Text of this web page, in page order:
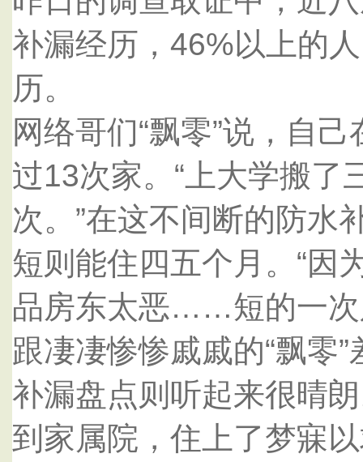
补漏经历，46%以上的
历。
网络哥们“飘零”说，自
过13次家。“上大学搬了
次。”在这不间断的防水
短则能住四五个月。“因
品房东太恶……短的一次
跟凄凄惨惨戚戚的“飘零
补漏盘点则听起来很晴
到家属院，住上了梦寐